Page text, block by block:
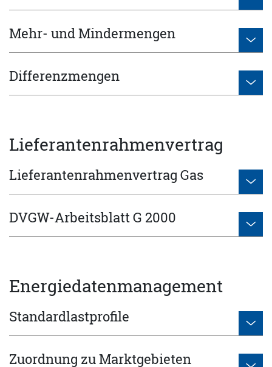
Mehr- und Mindermengen
Differenzmengen
Lieferantenrahmenvertrag
Lieferantenrahmenvertrag Gas
DVGW-Arbeitsblatt G 2000
Energiedatenmanagement
Standardlastprofile
Zuordnung zu Marktgebieten